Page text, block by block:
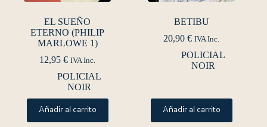
EL SUEÑO
ETERNO (PHILIP
MARLOWE 1)
12,95€ IVA Inc.
POLICIAL
NOIR
Añadir al carrito
BETIBU
20,90€ IVA Inc.
POLICIAL
NOIR
Añadir al carrito